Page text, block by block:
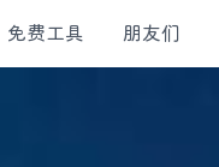
免费工具 朋友们